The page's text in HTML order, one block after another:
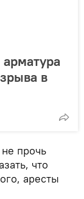
в
прочь
что
аресты